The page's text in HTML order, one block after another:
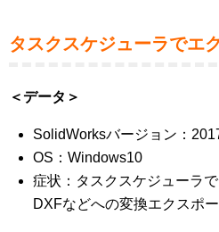
タスクスケジューラでエ
＜データ＞
SolidWorksバージョン：
OS：Windows10
症状：タスクスケジューラ
DXFなどへの変換エクスポ